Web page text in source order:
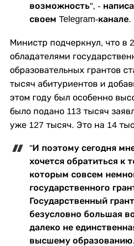
возможность", -
своем Telegram-канале.
Министр подчеркнул, что в
обладателями
образовательных грантов
тысяч абитуриентов и
этом году был особенно
было подано 113 тысяч
уже 127 тысяч. Это на 14
"И поэтому сегодня
хочется обратиться к
которым совсем
государственного
Государственный
безусловно большая
далеко не
высшему